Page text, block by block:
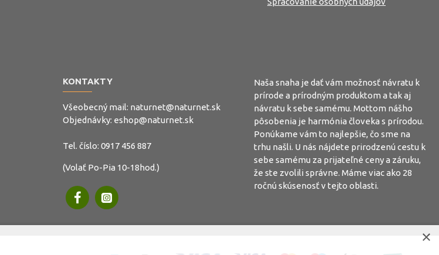
KONTAKTY
Všeobecný mail: naturnet@naturnet.sk
Objednávky: eshop@naturnet.sk
Tel. číslo: 0917 456 887
(Volať Po-Pia 10-18hod.)
Naša snaha je dať vám možnosť návratu k
prírode a prírodným produktom a tak aj
návratu k sebe samému. Mottom nášho
pôsobenia je harmónia človeka s prírodou.
Ponúkame vám to najlepšie, čo sme na
trhu našli. U nás nájdete prirodzenú cestu k
sebe samému za prijateľné ceny a záruku,
že ste zvolili správne. Máme viac ako 28
ročnú skúsenosť v tejto oblasti.
×